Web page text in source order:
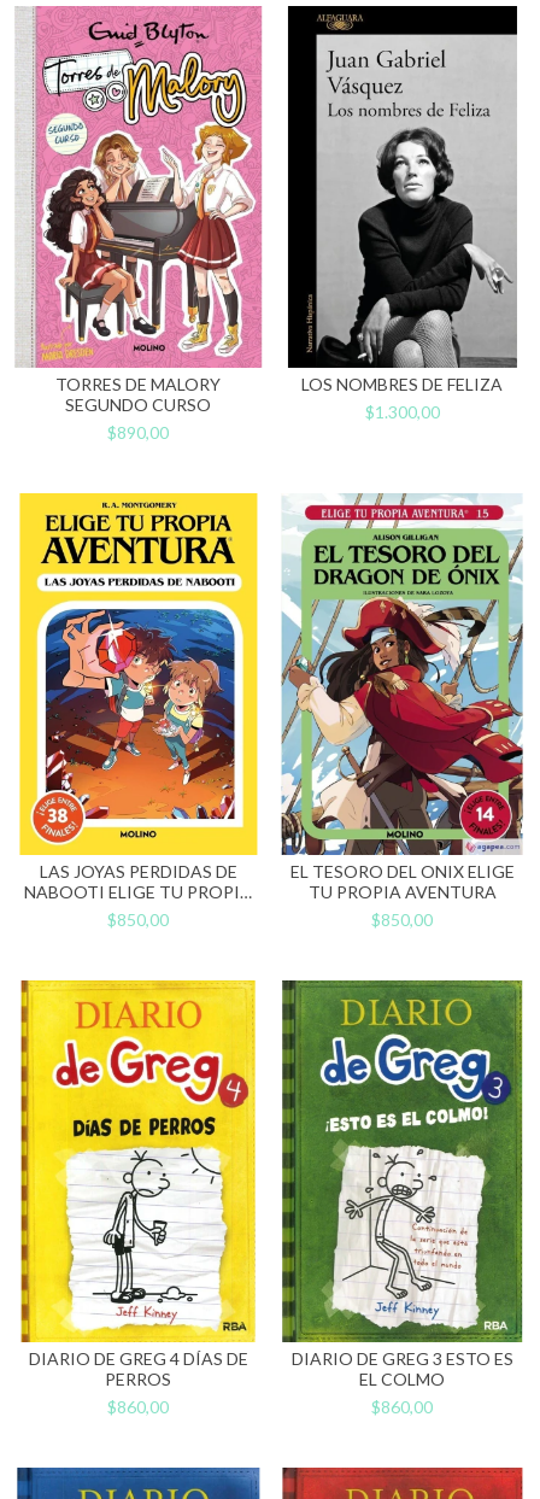
TORRES DE MALORY
SEGUNDO CURSO
$890,00
LOS NOMBRES DE FELIZA
$1.300,00
LAS JOYAS PERDIDAS DE
NABOOTI ELIGE TU PROPIA
AVENTURA
$850,00
EL TESORO DEL ONIX ELIGE
TU PROPIA AVENTURA
$850,00
DIARIO DE GREG 4 DÍAS DE
PERROS
$860,00
DIARIO DE GREG 3 ESTO ES
EL COLMO
$860,00